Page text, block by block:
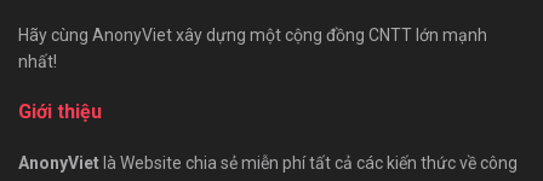
Hãy cùng AnonyViet xây dựng một cộng đồng CNTT lớn mạnh
nhất!
Giới thiệu
AnonyViet là Website chia sẻ miễn phí tất cả các kiến thức về công